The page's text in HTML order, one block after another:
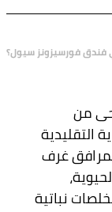
فندق فورسيزونز سيول؟
من
التقليدية
غرف
نباتية